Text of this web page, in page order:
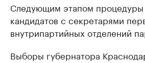
Следующим этапом процедуры
кандидатов с секретарями
внутрипартийных отделений
Выборы губернатора